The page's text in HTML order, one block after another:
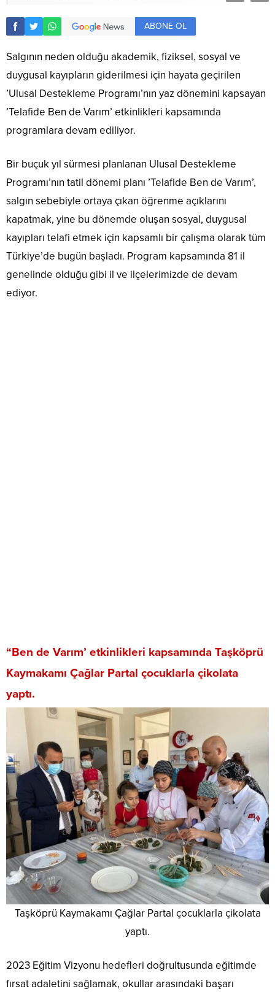
ABONE OL
Salgının neden olduğu akademik, fiziksel, sosyal ve
duygusal kayıpların giderilmesi için hayata geçirilen
’Ulusal Destekleme Programı’nın yaz dönemini kapsayan
’Telafide Ben de Varım’ etkinlikleri kapsamında
programlara devam ediliyor.
Bir buçuk yıl sürmesi planlanan Ulusal Destekleme
Programı’nın tatil dönemi planı ’Telafide Ben de Varım’,
salgın sebebiyle ortaya çıkan öğrenme açıklarını
kapatmak, yine bu dönemde oluşan sosyal, duygusal
kayıpları telafi etmek için kapsamlı bir çalışma olarak tüm
Türkiye’de bugün başladı. Program kapsamında 81 il
genelinde olduğu gibi il ve ilçelerimizde de devam
ediyor.
“Ben de Varım’ etkinlikleri kapsamında Taşköprü
Kaymakamı Çağlar Partal çocuklarla çikolata
yaptı.
Taşköprü Kaymakamı Çağlar Partal çocuklarla çikolata
yaptı.
2023 Eğitim Vizyonu hedefleri doğrultusunda eğitimde
fırsat adaletini sağlamak, okullar arasındaki başarı